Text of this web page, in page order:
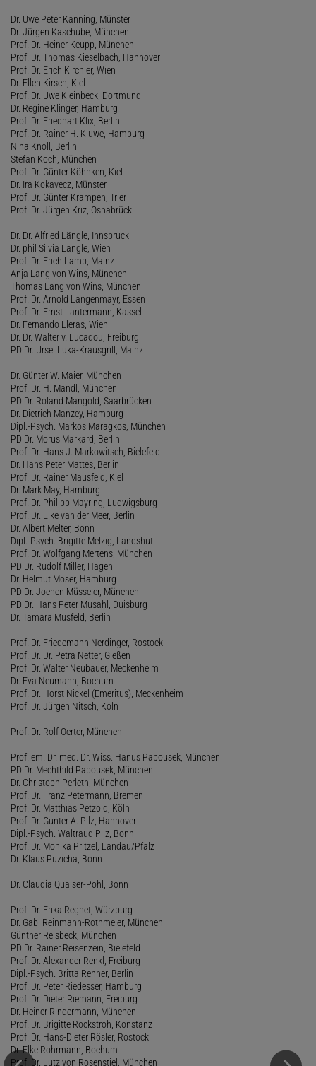
Dr. Uwe Peter Kanning, Münster
Dr. Jürgen Kaschube, München
Prof. Dr. Heiner Keupp, München
Prof. Dr. Thomas Kieselbach, Hannover
Prof. Dr. Erich Kirchler, Wien
Dr. Ellen Kirsch, Kiel
Prof. Dr. Uwe Kleinbeck, Dortmund
Dr. Regine Klinger, Hamburg
Prof. Dr. Friedhart Klix, Berlin
Prof. Dr. Rainer H. Kluwe, Hamburg
Nina Knoll, Berlin
Stefan Koch, München
Prof. Dr. Günter Köhnken, Kiel
Dr. Ira Kokavecz, Münster
Prof. Dr. Günter Krampen, Trier
Prof. Dr. Jürgen Kriz, Osnabrück
Dr. Dr. Alfried Längle, Innsbruck
Dr. phil Silvia Längle, Wien
Prof. Dr. Erich Lamp, Mainz
Anja Lang von Wins, München
Thomas Lang von Wins, München
Prof. Dr. Arnold Langenmayr, Essen
Prof. Dr. Ernst Lantermann, Kassel
Dr. Fernando Lleras, Wien
Dr. Dr. Walter v. Lucadou, Freiburg
PD Dr. Ursel Luka-Krausgrill, Mainz
Dr. Günter W. Maier, München
Prof. Dr. H. Mandl, München
PD Dr. Roland Mangold, Saarbrücken
Dr. Dietrich Manzey, Hamburg
Dipl.-Psych. Markos Maragkos, München
PD Dr. Morus Markard, Berlin
Prof. Dr. Hans J. Markowitsch, Bielefeld
Dr. Hans Peter Mattes, Berlin
Prof. Dr. Rainer Mausfeld, Kiel
Dr. Mark May, Hamburg
Prof. Dr. Philipp Mayring, Ludwigsburg
Prof. Dr. Elke van der Meer, Berlin
Dr. Albert Melter, Bonn
Dipl.-Psych. Brigitte Melzig, Landshut
Prof. Dr. Wolfgang Mertens, München
PD Dr. Rudolf Miller, Hagen
Dr. Helmut Moser, Hamburg
PD Dr. Jochen Müsseler, München
PD Dr. Hans Peter Musahl, Duisburg
Dr. Tamara Musfeld, Berlin
Prof. Dr. Friedemann Nerdinger, Rostock
Prof. Dr. Dr. Petra Netter, Gießen
Prof. Dr. Walter Neubauer, Meckenheim
Dr. Eva Neumann, Bochum
Prof. Dr. Horst Nickel (Emeritus), Meckenheim
Prof. Dr. Jürgen Nitsch, Köln
Prof. Dr. Rolf Oerter, München
Prof. em. Dr. med. Dr. Wiss. Hanus Papousek, München
PD Dr. Mechthild Papousek, München
Dr. Christoph Perleth, München
Prof. Dr. Franz Petermann, Bremen
Prof. Dr. Matthias Petzold, Köln
Prof. Dr. Gunter A. Pilz, Hannover
Dipl.-Psych. Waltraud Pilz, Bonn
Prof. Dr. Monika Pritzel, Landau/Pfalz
Dr. Klaus Puzicha, Bonn
Dr. Claudia Quaiser-Pohl, Bonn
Prof. Dr. Erika Regnet, Würzburg
Dr. Gabi Reinmann-Rothmeier, München
Günther Reisbeck, München
PD Dr. Rainer Reisenzein, Bielefeld
Prof. Dr. Alexander Renkl, Freiburg
Dipl.-Psych. Britta Renner, Berlin
Prof. Dr. Peter Riedesser, Hamburg
Prof. Dr. Dieter Riemann, Freiburg
Dr. Heiner Rindermann, München
Prof. Dr. Brigitte Rockstroh, Konstanz
Prof. Dr. Hans-Dieter Rösler, Rostock
Dr. Elke Rohrmann, Bochum
Prof. Dr. Lutz von Rosenstiel, München